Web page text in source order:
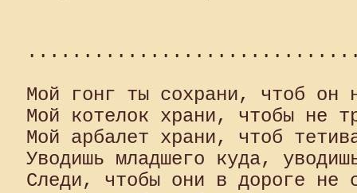
Мой гонг ты сохрани, чтоб
Мой котелок храни, чтобы не
Мой арбалет храни, чтоб
Уводишь младшего куда,
Следи, чтобы они в дороге не